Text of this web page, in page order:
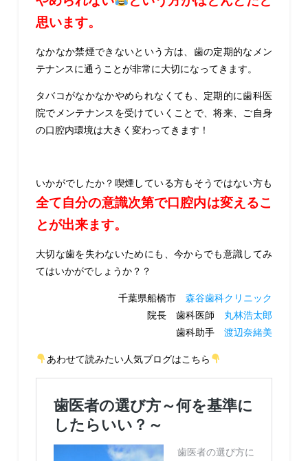
思います。
なかなか禁煙できないという方は、歯の定期的なメン
テナンスに通うことが非常に大切になってきます。
タバコがなかなかやめられなくても、定期的に歯科医
院でメンテナンスを受けていくことで、将来、ご自身
の口腔内環境は大きく変わってきます！
いかがでしたか？喫煙している方もそうではない方も
全て自分の意識次第で口腔内は変えるこ
とが出来ます。
大切な歯を失わないためにも、今からでも意識してみ
てはいかがでしょうか？？
千葉県船橋市森谷歯科クリニック
院長 歯科医師 丸林浩太郎
歯科助手渡辺奈緒美
あわせて読みたい人気ブログはこちら